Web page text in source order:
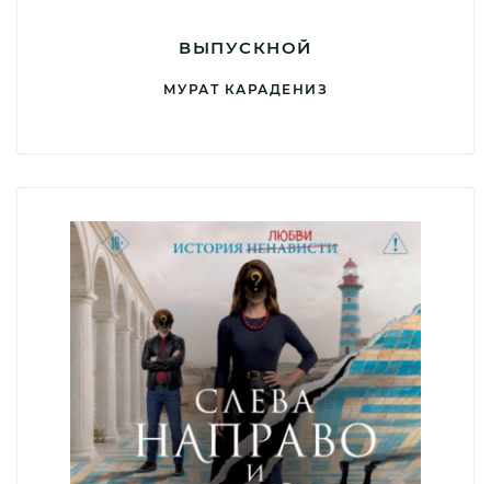
ВЫПУСКНОЙ
МУРАТ КАРАДЕНИЗ